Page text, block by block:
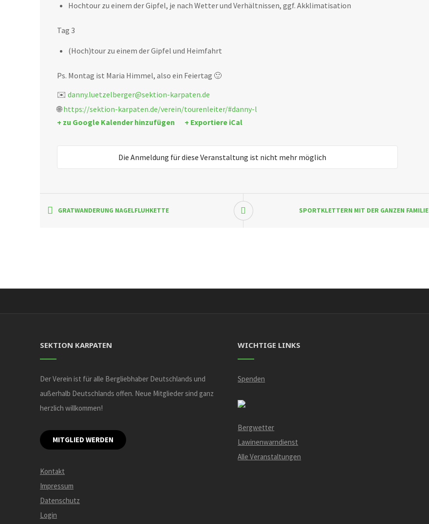
Hochtour zu einem der Gipfel, je nach Wetter und Verhältnissen, ggf. Akklimatisation
Tag 3
(Hoch)tour zu einem der Gipfel und Heimfahrt
Ps. Montag ist Maria Himmel, also ein Feiertag 🙂
✉️ danny.luetzelberger@sektion-karpaten.de
🌐https://sektion-karpaten.de/verein/tourenleiter/#danny-l
+ zu Google Kalender hinzufügen
+ Exportiere iCal
Die Anmeldung für diese Veranstaltung ist nicht mehr möglich
GRATWANDERUNG NAGELFLUHKETTE SPORTKLETTERN MIT DER GANZEN FAMILIE
SEKTION KARPATEN
Der Verein ist für alle Bergliebhaber Deutschlands und
außerhalb Deutschlands offen. Neue Mitglieder sind ganz
herzlich willkommen!
MITGLIED WERDEN
Kontakt
Impressum
Datenschutz
Login
WICHTIGE LINKS
Spenden
Bergwetter
Lawinenwarndienst
Alle Veranstaltungen